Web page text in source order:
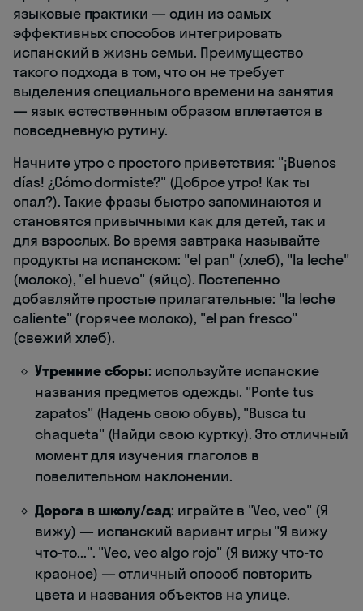
языковые практики — один из самых
эффективных способов интегрировать
испанский в жизнь семьи. Преимущество
такого подхода в том, что он не требует
выделения специального времени на занятия
— язык естественным образом вплетается в
повседневную рутину.
Начните утро с простого приветствия: "¡Buenos
días! ¿Cómo dormiste?" (Доброе утро! Как ты
спал?). Такие фразы быстро запоминаются и
становятся привычными как для детей, так и
для взрослых. Во время завтрака называйте
продукты на испанском: "el pan" (хлеб), "la leche"
(молоко), "el huevo" (яйцо). Постепенно
добавляйте простые прилагательные: "la leche
caliente" (горячее молоко), "el pan fresco"
(свежий хлеб).
Утренние сборы: используйте испанские
названия предметов одежды. "Ponte tus
zapatos" (Надень свою обувь), "Busca tu
chaqueta" (Найди свою куртку). Это отличный
момент для изучения глаголов в
повелительном наклонении.
Дорога в школу/сад: играйте в "Veo, veo" (Я
вижу) — испанский вариант игры "Я вижу
что-то...". "Veo, veo algo rojo" (Я вижу что-то
красное) — отличный способ повторить
цвета и названия объектов на улице.